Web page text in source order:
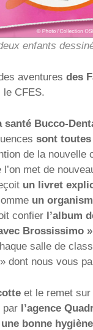
enfants
aventures des
CFES.
santé Bucco-
sont
de la nouvelle
l’on met de
un livret
un
confier l’album
Brossissimo
salle de
» dont nous vous
et le remet
par l’agence
une bonne